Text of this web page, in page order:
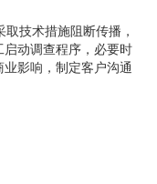
技术措施阻断传播，
动调查程序，必要时
影响，制定客户沟通